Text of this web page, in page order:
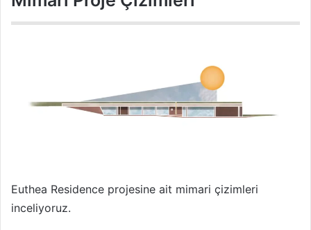
Euthea Residence projesine ait mimari çizimleri
inceliyoruz.